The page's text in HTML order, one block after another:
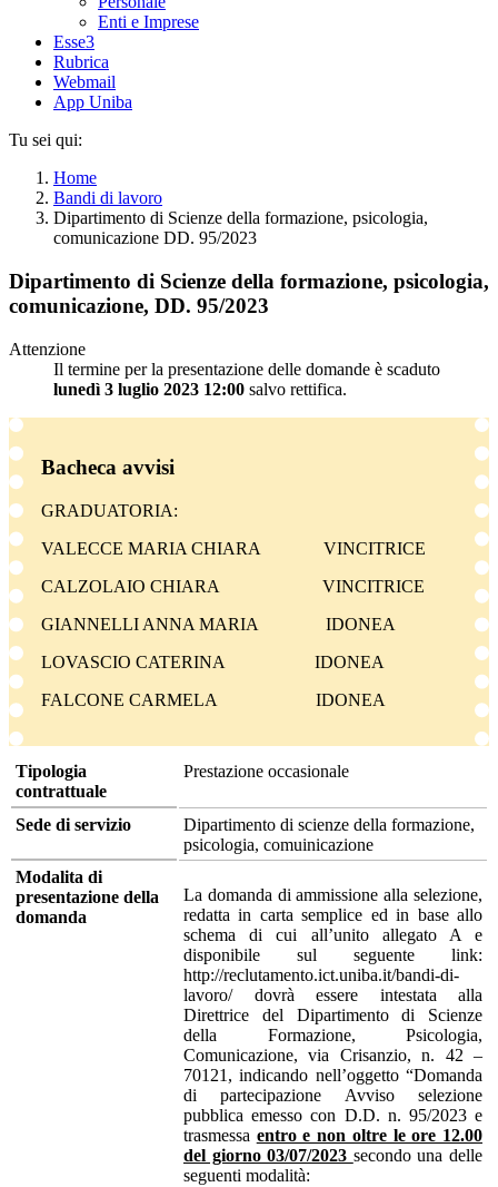
Enti e Imprese
Esse3
Rubrica
Webmail
App Uniba
Tu sei qui:
Home
Bandi di lavoro
Dipartimento di Scienze della formazione, psicologia,
comunicazione DD. 95/2023
Dipartimento di Scienze della formazione, psicologia,
comunicazione, DD. 95/2023
Attenzione
Il termine per la presentazione delle domande è scaduto
lunedì 3 luglio 2023 12:00 salvo rettifica.
Bacheca avvisi
GRADUATORIA:
VALECCE MARIA CHIARA VINCITRICE
CALZOLAIO CHIARA VINCITRICE
GIANNELLI ANNA MARIA IDONEA
LOVASCIO CATERINA IDONEA
FALCONE CARMELA IDONEA
Tipologia
contrattuale
Prestazione occasionale
Sede di servizio
Dipartimento di scienze della formazione,
psicologia, comuinicazione
Modalita di
presentazione della
domanda
La domanda di ammissione alla selezione,
redatta in carta semplice ed in base allo
schema di cui all’unito allegato A e
disponibile sul seguente link:
http://reclutamento.ict.uniba.it/bandi-di-
lavoro/ dovrà essere intestata alla
Direttrice del Dipartimento di Scienze
della Formazione, Psicologia,
Comunicazione, via Crisanzio, n. 42 –
70121, indicando nell’oggetto “Domanda
di partecipazione Avviso selezione
pubblica emesso con D.D. n. 95/2023 e
trasmessa entro e non oltre le ore 12.00
del giorno 03/07/2023 secondo una delle
seguenti modalità: